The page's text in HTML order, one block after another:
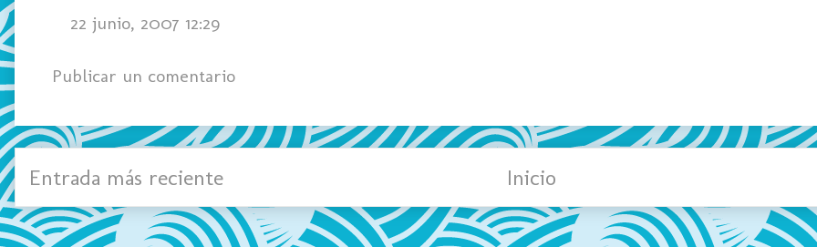
22 junio, 2007 12:29
Publicar un comentario
Entrada más reciente Inicio